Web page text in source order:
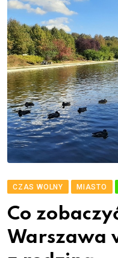
CZAS WOLNY MIASTO
Co
Warszawa